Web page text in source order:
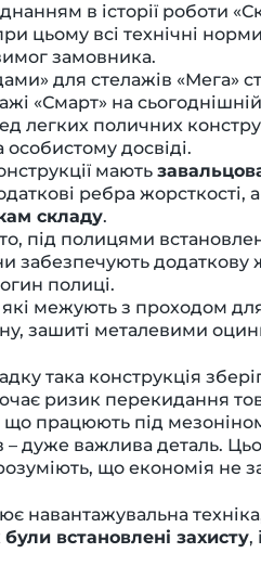
в історії роботи
цьому всі технічні
замовника.
для стелажів «Мега»
«Смарт» на
легких поличних
досвіді.
мають
ребра жорсткості,
складу.
під полицями
забезпечують додаткову
полиці.
межують з проходом для
зашиті металевими
така конструкція
ризик перекидання
що працюють під
– дуже важлива деталь.
що економія не
навантажувальна
встановлені захисту,